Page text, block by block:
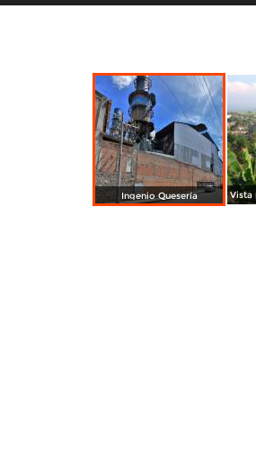
Ingenio Quesería